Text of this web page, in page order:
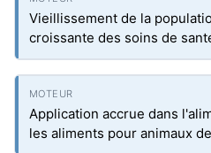
Vieillissement de la
croissante des soins de
Application accrue dans
les aliments pour animaux